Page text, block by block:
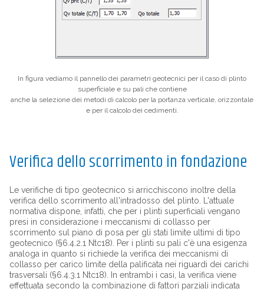
In figura vediamo il pannello dei parametri geotecnici per il caso di plinto
superficiale e su pali che contiene
anche la selezione dei metodi di calcolo per la portanza verticale, orizzontale
e per il calcolo dei cedimenti.
Verifica dello scorrimento in fondazione
Le verifiche di tipo geotecnico si arricchiscono inoltre della
verifica dello scorrimento all'intradosso del plinto. L'attuale
normativa dispone, infatti, che per i plinti superficiali vengano
presi in considerazione i meccanismi di collasso per
scorrimento sul piano di posa per gli stati limite ultimi di tipo
geotecnico (§6.4.2.1 Ntc18). Per i plinti su pali c'è una esigenza
analoga in quanto si richiede la verifica dei meccanismi di
collasso per carico limite della palificata nei riguardi dei carichi
trasversali (§6.4.3.1 Ntc18). In entrambi i casi, la verifica viene
effettuata secondo la combinazione di fattori parziali indicata